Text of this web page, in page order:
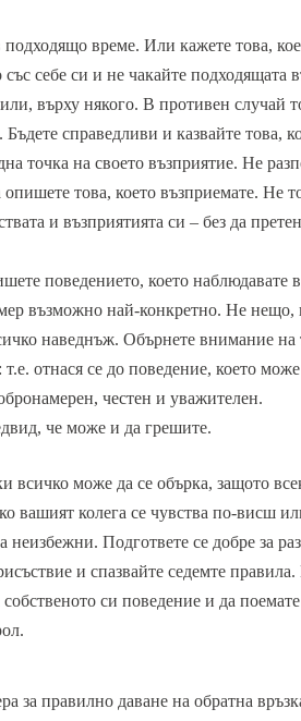
време. Или кажете това,
себе си и не чакайте подходящата
върху някого. В противен случай
справедливи и казвайте това,
точка на своето възприятие. Не
това, което възприемате. Не
и възприятията си – без да
поведението, което наблюдавате
възможно най-конкретно. Не нещо,
наведнъж. Обърнете внимание на
отнася се до поведение, което
честен и уважителен.
че може и да грешите.
всичко може да се обърка, защото
вашият колега се чувства по-висш
неизбежни. Подгответе се добре за
и спазвайте седемте
си поведение и да
за правилно даване на обратна